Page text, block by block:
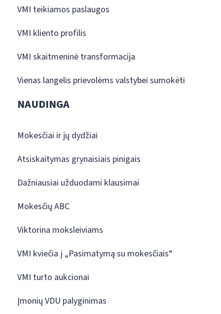
VMI teikiamos paslaugos
VMI kliento profilis
VMI skaitmeninė transformacija
Vienas langelis prievolėms valstybei sumokėti
NAUDINGA
Mokesčiai ir jų dydžiai
Atsiskaitymas grynaisiais pinigais
Dažniausiai užduodami klausimai
Mokesčių ABC
Viktorina moksleiviams
VMI kviečia į „Pasimatymą su mokesčiais“
VMI turto aukcionai
Įmonių VDU palyginimas